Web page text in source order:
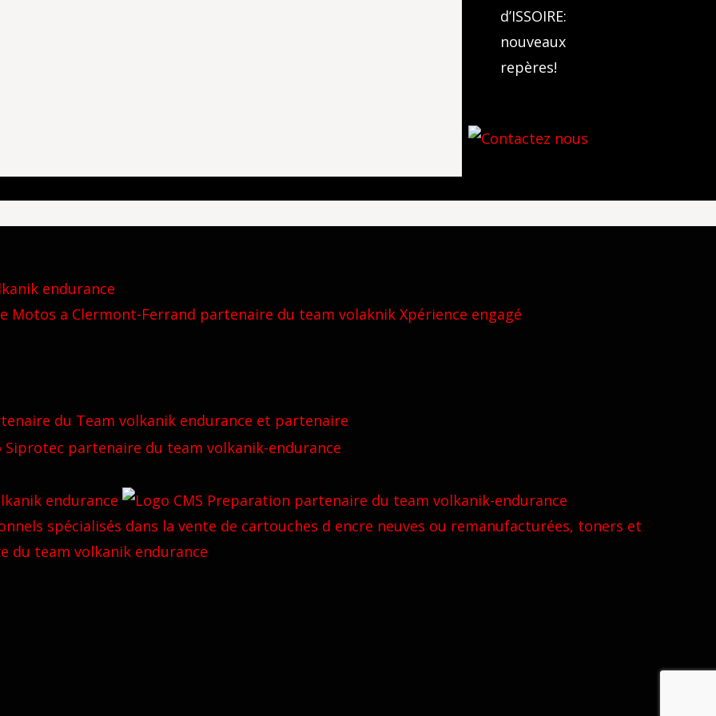
d’ISSOIRE:
nouveaux
repères!